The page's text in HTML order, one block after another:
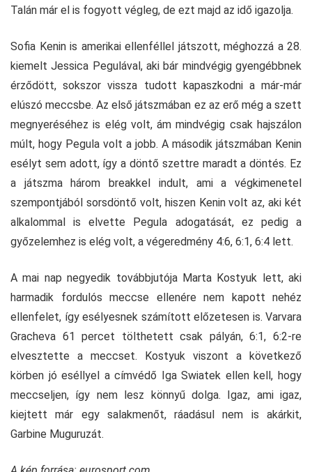
Talán már el is fogyott végleg, de ezt majd az idő igazolja.
Sofia Kenin is amerikai ellenféllel játszott, méghozzá a 28.
kiemelt Jessica Pegulával, aki bár mindvégig gyengébbnek
érződött, sokszor vissza tudott kapaszkodni a már-már
elúszó meccsbe. Az első játszmában ez az erő még a szett
megnyeréséhez is elég volt, ám mindvégig csak hajszálon
múlt, hogy Pegula volt a jobb. A második játszmában Kenin
esélyt sem adott, így a döntő szettre maradt a döntés. Ez
a játszma három breakkel indult, ami a végkimenetel
szempontjából sorsdöntő volt, hiszen Kenin volt az, aki két
alkalommal is elvette Pegula adogatását, ez pedig a
győzelemhez is elég volt, a végeredmény 4:6, 6:1, 6:4 lett.
A mai nap negyedik továbbjutója Marta Kostyuk lett, aki
harmadik fordulós meccse ellenére nem kapott nehéz
ellenfelet, így esélyesnek számított előzetesen is. Varvara
Gracheva 61 percet tölthetett csak pályán, 6:1, 6:2-re
elvesztette a meccset. Kostyuk viszont a következő
körben jó eséllyel a címvédő Iga Swiatek ellen kell, hogy
meccseljen, így nem lesz könnyű dolga. Igaz, ami igaz,
kiejtett már egy salakmenőt, ráadásul nem is akárkit,
Garbine Muguruzát.